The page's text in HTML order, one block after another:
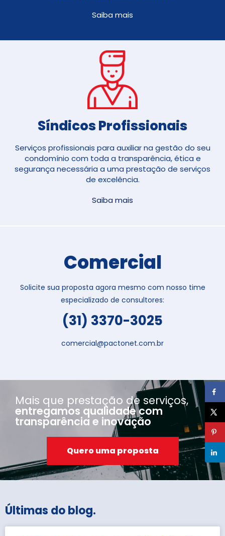
Saiba mais
Síndicos Profissionais
Serviços profissionais para auxiliar na gestão do seu
condomínio com toda a transparência, ética e
segurança necessária a uma prestação de serviços
de excelência.
Saiba mais
Comercial
Solicite sua proposta agora mesmo com nosso time
especializado de consultores:
(31) 3370-3025
comercial@pactonet.com.br
Mais que prestação de serviços,
entregamos qualidade com
transparência e inovação
Quero uma proposta
Últimas do blog.